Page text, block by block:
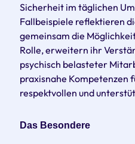
Sicherheit im täglichen
Fallbeispiele reflektieren
gemeinsam die
Rolle, erweitern ihr
psychisch belasteter
praxisnahe Kompetenzen
respektvollen und
Das Besondere